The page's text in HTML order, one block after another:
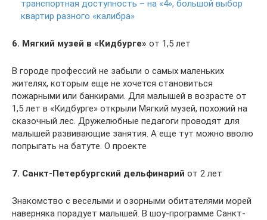
транспортная доступность – на «4», большой выбор
квартир разного «калибра»
6. Мягкий музей в «Кидбурге» от 1,5 лет
В городе профессий не забыли о самых маленьких
жителях, которым еще не хочется становиться
пожарными или банкирами. Для малышей в возрасте от
1,5 лет в «Кидбурге» открыли Мягкий музей, похожий на
сказочный лес. Дружелюбные педагоги проводят для
малышей развивающие занятия. А еще тут можно вволю
попрыгать на батуте. О проекте
7. Санкт-Петербургский дельфинарий от 2 лет
Знакомство с веселыми и озорными обитателями морей
наверняка порадует малышей. В шоу-программе Санкт-